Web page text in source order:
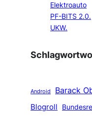
Elektroauto
PF-BITS 2.0.
UKW.
Android Barack
Blogroll